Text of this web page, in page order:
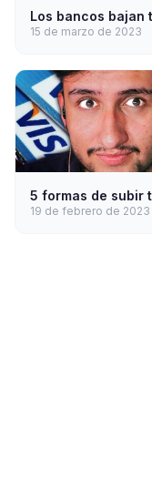
Los bancos bajan
15 de marzo de 2023
5 formas de subir
19 de febrero de 2023